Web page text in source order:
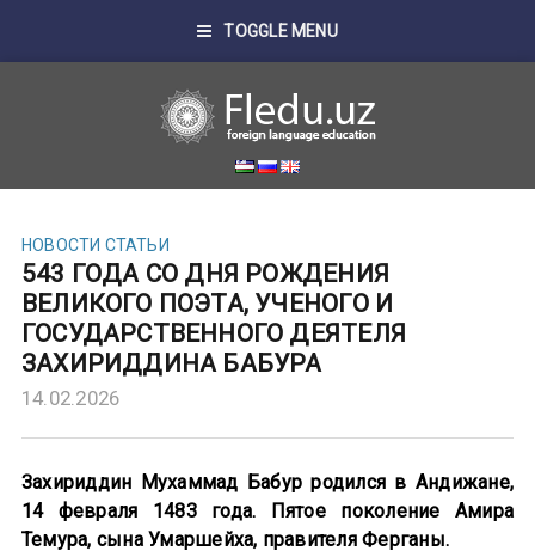
TOGGLE MENU
НОВОСТИ СТАТЬИ
543 ГОДА СО ДНЯ РОЖДЕНИЯ
ВЕЛИКОГО ПОЭТА, УЧЕНОГО И
ГОСУДАРСТВЕННОГО ДЕЯТЕЛЯ
ЗАХИРИДДИНА БАБУРА
14.02.2026
Захириддин Мухаммад Бабур родился в Андижане,
14 февраля 1483 года. Пятое поколение Амира
Темура, сына Умаршейха, правителя Ферганы.